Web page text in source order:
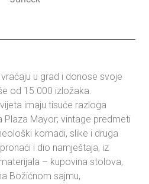
u grad i donose svoje
od 15.000 izložaka.
imaju tisuće razloga
Plaza Mayor; vintage predmeti
komadi, slike i druga
i dio namještaja, iz
– kupovina stolova,
Božićnom sajmu,